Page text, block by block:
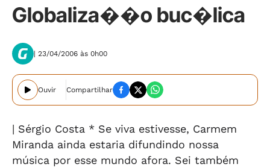
Globaliza��o buc�lica
| 23/04/2006 às 0h00
Ouvir Compartilhar
| Sérgio Costa * Se viva estivesse, Carmem
Miranda ainda estaria difundindo nossa
música por esse mundo afora. Sei também